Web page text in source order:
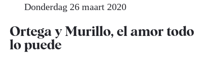
Donderdag 26 maart 2020
Ortega y Murillo, el amor todo
lo puede